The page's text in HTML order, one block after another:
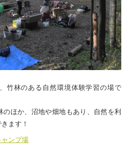
竹林のある自然環境体験学習の場で
ほか、沼地や畑地もあり、自然を利
ます！
ンプ場